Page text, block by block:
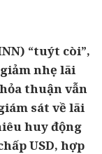
“tuýt còi”,
nhẹ lãi
thuận vẫn
sát về lãi
huy động
USD, hợp